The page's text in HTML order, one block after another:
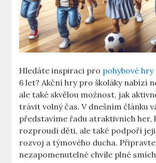
Hledáte inspiraci pro pohybové hry
6 let? Akční hry pro školáky nabízí
ale také skvělou možnost, jak
trávit volný čas. V dnešním článku
představíme řadu atraktivních her,
rozproudí děti, ale také podpoří
rozvoj a týmového ducha.
nezapomenutelné chvíle plné